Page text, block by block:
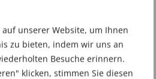
unserer Website, um Ihnen
zu bieten, indem wir uns an
Besuche erinnern.
klicken, stimmen Sie diesen